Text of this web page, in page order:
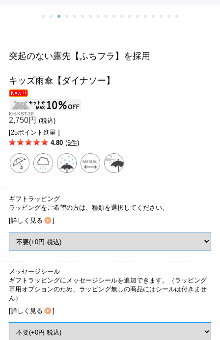
突起のない露先【ふちフラ】を採用
キッズ雨傘【ダイナソー】
KH-KST-38
2,750円 (税込)
[25ポイント進呈 ]
4.80 (5件)
ギフトラッピング
ラッピングをご希望の方は、種類を選択してください。
[詳しく見る ]
メッセージシール
ギフトラッピングにメッセージシールを追加できます。（ラッピング
専用オプションのため、ラッピング無しの商品にはシールは付きませ
ん）
[詳しく見る ]